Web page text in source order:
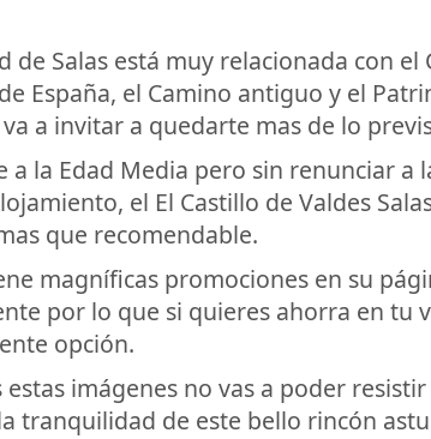
de Salas está muy relacionada con
España, el Camino antiguo y el
a invitar a quedarte mas de lo
a la Edad Media pero sin renunciar a
el El Castillo de Valdes
que recomendable.
magníficas promociones en su
por lo que si quieres ahorra en tu
opción.
estas imágenes no vas a poder
tranquilidad de este bello rincón